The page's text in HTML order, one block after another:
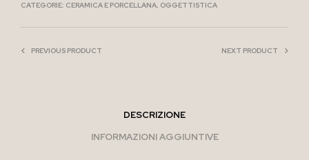
CATEGORIE: CERAMICA E PORCELLANA, OGGETTISTICA
PREVIOUS PRODUCT NEXT PRODUCT
DESCRIZIONE
INFORMAZIONI AGGIUNTIVE